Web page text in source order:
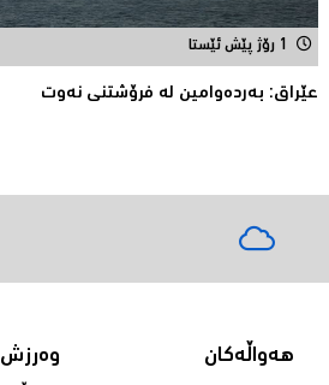
1 رۆژ پێش ئێستا
عێراق: به‌رده‌وامین له‌ فرۆشتنی نه‌وت
هەواڵەکان وەرزش